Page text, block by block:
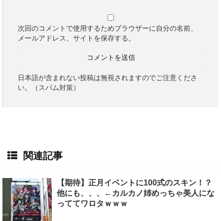
次回のコメントで使用するためブラウザーに自分の名前、
メールアドレス、サイトを保存する。
日本語が含まれない投稿は無視されますのでご注意くださ
い。（スパム対策）
関連記事
【期待】正月イベントに100式のスキン！？
他にも、、、←カルカノ姉めっちゃ美人にな
っててワロタｗｗｗ